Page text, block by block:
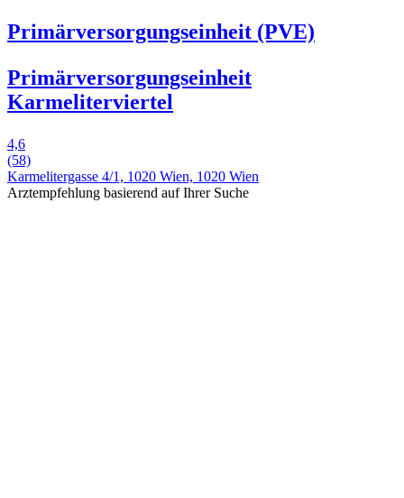
Primärversorgungseinheit (PVE)
Primärversorgungseinheit
Karmeliterviertel
4,6
(58)
Karmelitergasse 4/1, 1020 Wien, 1020 Wien
Arztempfehlung basierend auf Ihrer Suche